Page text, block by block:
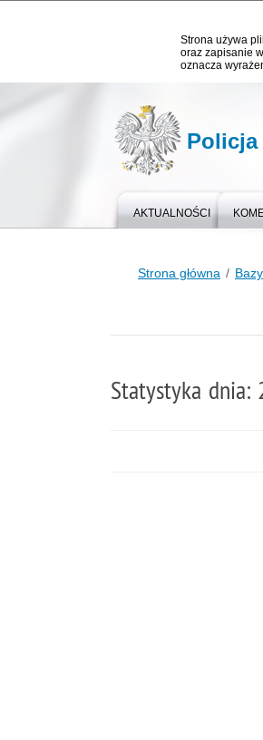
Strona używa
oraz zapisanie
oznacza
Policja
AKTUALNOŚCI
Strona główna
Statystyka